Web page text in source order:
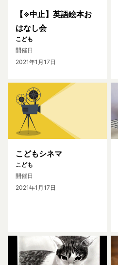
【※中止】英語絵本お
はなし会
こども
開催日
2021年1月17日
こどもシネマ
こども
開催日
2021年1月17日